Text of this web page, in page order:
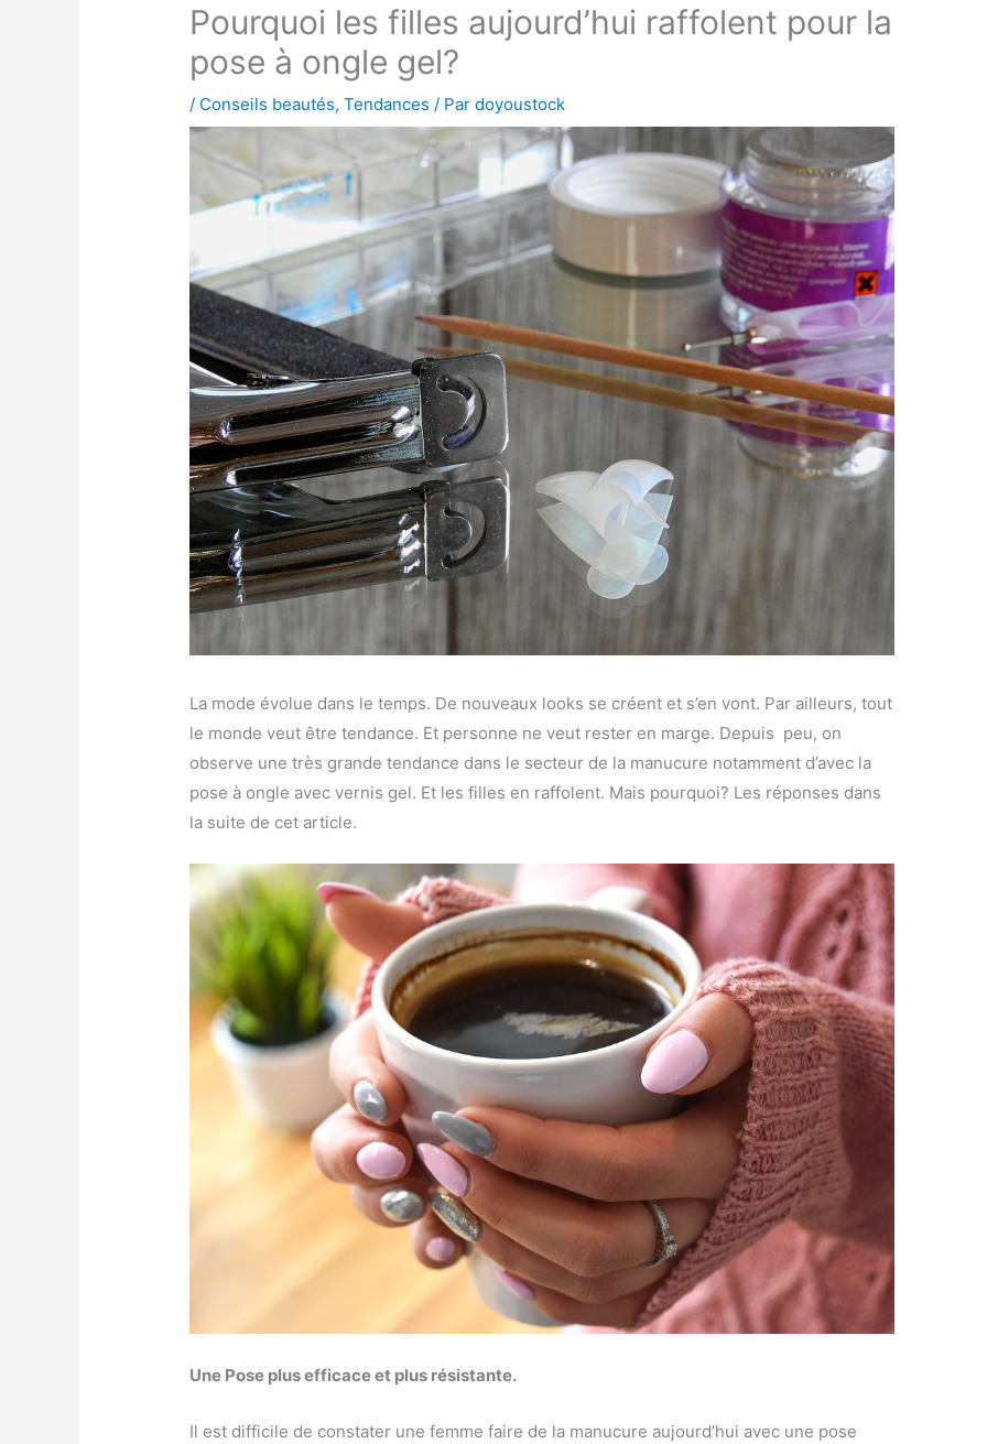
Pourquoi les filles aujourd’hui raffolent pour la
pose à ongle gel?
/ Conseils beautés,Tendances / Pardoyoustock
La mode évolue dans le temps. De nouveaux looks se créent et s’en vont. Par ailleurs, tout
le monde veut être tendance. Et personne ne veut rester en marge. Depuis peu, on
observe une très grande tendance dans le secteur de la manucure notamment d’avec la
pose à ongle avec vernis gel. Et les filles en raffolent. Mais pourquoi? Les réponses dans
la suite de cet article.
Une Pose plus efficace et plus résistante.
Il est difficile de constater une femme faire de la manucure aujourd’hui avec une pose